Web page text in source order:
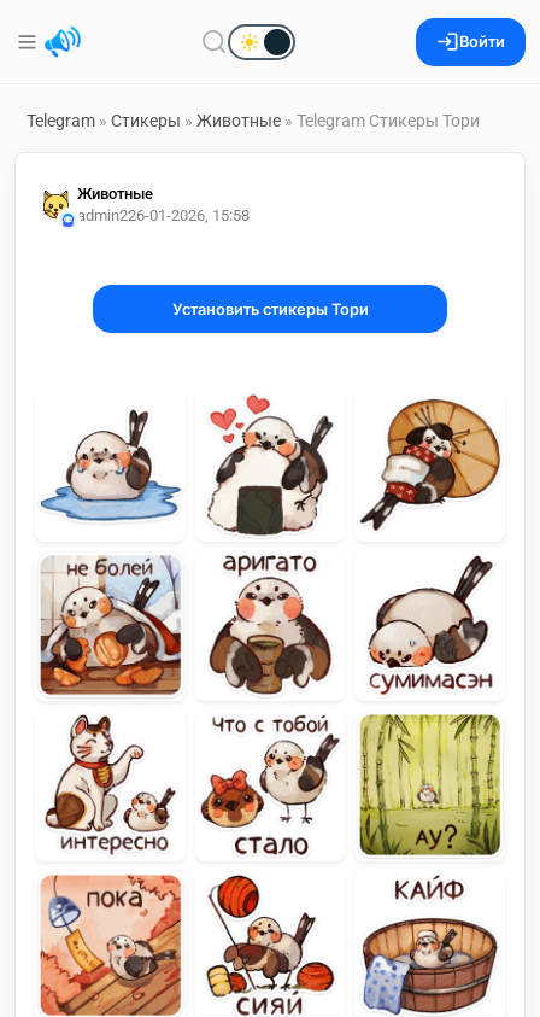
Войти
Telegram » Стикеры » Животные » Telegram Стикеры Тори
Животные
admin226-01-2026, 15:58
Установить стикеры Тори